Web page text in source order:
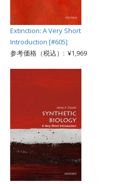
Extinction: A Very Short
Introduction [#605]
参考価格（税込）: ¥1,969